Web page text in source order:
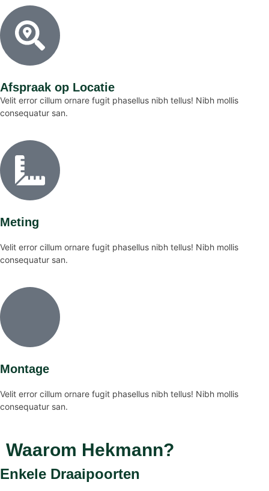
Afspraak op Locatie
Velit error cillum ornare fugit phasellus nibh tellus! Nibh mollis
consequatur san.
Meting
Velit error cillum ornare fugit phasellus nibh tellus! Nibh mollis
consequatur san.
Montage
Velit error cillum ornare fugit phasellus nibh tellus! Nibh mollis
consequatur san.
Waarom Hekmann?
Enkele Draaipoorten